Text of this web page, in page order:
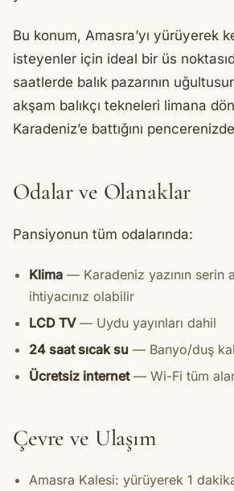
Bu konum, Amasra’yı yürüyerek
isteyenler için ideal bir üs
saatlerde balık pazarının
akşam balıkçı tekneleri limana
Karadeniz’e battığını
Odalar ve Olanaklar
Pansiyonun tüm odalarında:
Klima — Karadeniz yazının serin
ihtiyacınız olabilir
LCD TV— Uydu yayınları dahil
24 saat sıcak su — Banyo/duş
Ücretsiz internet— Wi-Fi tüm
Çevre ve Ulaşım
Amasra Kalesi: yürüyerek 1